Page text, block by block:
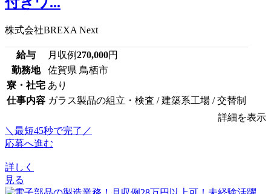
株式会社BREXA Next
給与 月収例270,000円
勤務地
佐賀県 鳥栖市
寮・社宅 あり
仕事内容 ガラス製品の組立・検査 / 建築系工場 / 交替制
詳細を表示
＼最短45秒で完了／
応募へ進む
詳しく
見る